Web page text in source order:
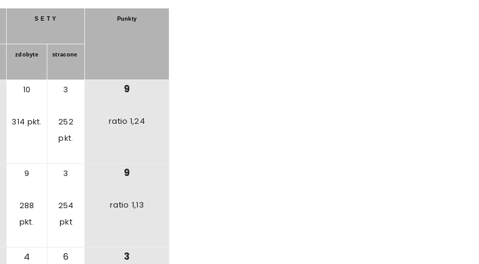
S E T Y Punkty
zdobyte stracone
10
314 pkt.
3
252
pkt.
9
ratio 1,24
9
288
pkt.
3
254
pkt
9
ratio 1,13
4 6 3